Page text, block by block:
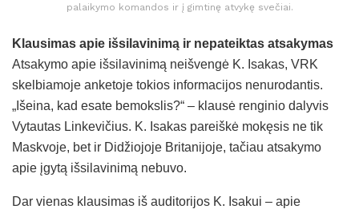
palaikymo komandos ir į gimtinę atvykę svečiai.
Klausimas apie išsilavinimą ir nepateiktas atsakymas
Atsakymo apie išsilavinimą neišvengė K. Isakas, VRK
skelbiamoje anketoje tokios informacijos nenurodantis.
„Išeina, kad esate bemokslis?“ – klausė renginio dalyvis
Vytautas Linkevičius. K. Isakas pareiškė mokęsis ne tik
Maskvoje, bet ir Didžiojoje Britanijoje, tačiau atsakymo
apie įgytą išsilavinimą nebuvo.
Dar vienas klausimas iš auditorijos K. Isakui – apie